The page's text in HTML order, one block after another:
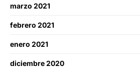
marzo 2021
febrero 2021
enero 2021
diciembre 2020